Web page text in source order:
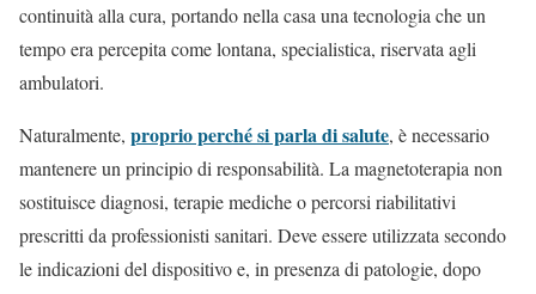
continuità alla cura, portando nella casa una tecnologia che un
tempo era percepita come lontana, specialistica, riservata agli
ambulatori.
Naturalmente, proprio perché si parla di salute, è necessario
mantenere un principio di responsabilità. La magnetoterapia non
sostituisce diagnosi, terapie mediche o percorsi riabilitativi
prescritti da professionisti sanitari. Deve essere utilizzata secondo
le indicazioni del dispositivo e, in presenza di patologie, dopo